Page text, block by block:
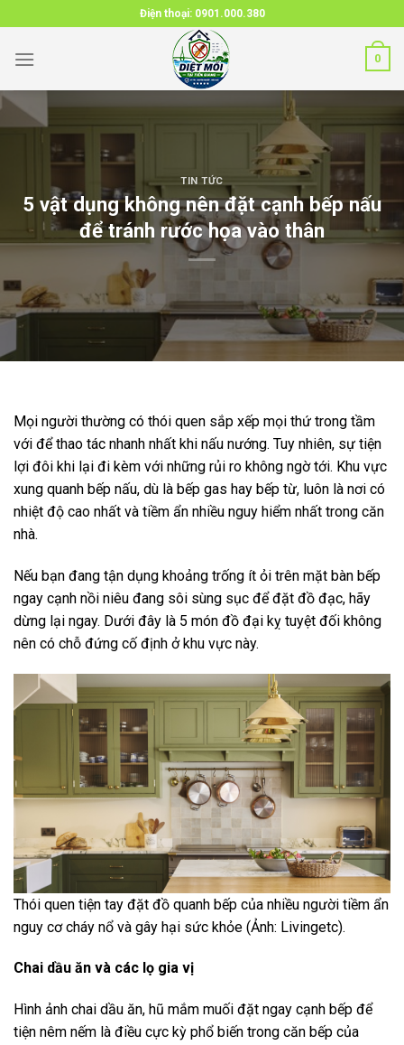
to
content
Điện thoại: 0901.000.380
0
TIN TỨC
5 vật dụng không nên đặt cạnh bếp nấu
để tránh rước họa vào thân
Mọi người thường có thói quen sắp xếp mọi thứ trong tầm
với để thao tác nhanh nhất khi nấu nướng. Tuy nhiên, sự tiện
lợi đôi khi lại đi kèm với những rủi ro không ngờ tới. Khu vực
xung quanh bếp nấu, dù là bếp gas hay bếp từ, luôn là nơi có
nhiệt độ cao nhất và tiềm ẩn nhiều nguy hiểm nhất trong căn
nhà.
Nếu bạn đang tận dụng khoảng trống ít ỏi trên mặt bàn bếp
ngay cạnh nồi niêu đang sôi sùng sục để đặt đồ đạc, hãy
dừng lại ngay. Dưới đây là 5 món đồ đại kỵ tuyệt đối không
nên có chỗ đứng cố định ở khu vực này.
Thói quen tiện tay đặt đồ quanh bếp của nhiều người tiềm ẩn
nguy cơ cháy nổ và gây hại sức khỏe (Ảnh: Livingetc).
Chai dầu ăn và các lọ gia vị
Hình ảnh chai dầu ăn, hũ mắm muối đặt ngay cạnh bếp để
tiện nêm nếm là điều cực kỳ phổ biến trong căn bếp của